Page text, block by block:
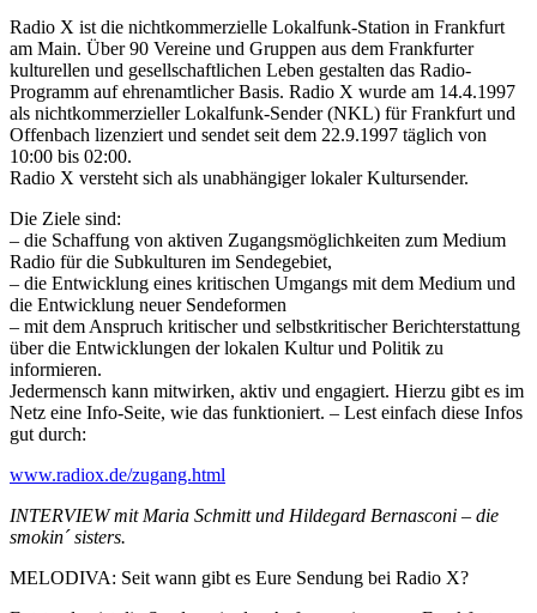
Radio X ist die nichtkommerzielle Lokalfunk-Station in Frankfurt
am Main. Über 90 Vereine und Gruppen aus dem Frankfurter
kulturellen und gesellschaftlichen Leben gestalten das Radio-
Programm auf ehrenamtlicher Basis. Radio X wurde am 14.4.1997
als nichtkommerzieller Lokalfunk-Sender (NKL) für Frankfurt und
Offenbach lizenziert und sendet seit dem 22.9.1997 täglich von
10:00 bis 02:00.
Radio X versteht sich als unabhängiger lokaler Kultursender.
Die Ziele sind:
– die Schaffung von aktiven Zugangsmöglichkeiten zum Medium
Radio für die Subkulturen im Sendegebiet,
– die Entwicklung eines kritischen Umgangs mit dem Medium und
die Entwicklung neuer Sendeformen
– mit dem Anspruch kritischer und selbstkritischer Berichterstattung
über die Entwicklungen der lokalen Kultur und Politik zu
informieren.
Jedermensch kann mitwirken, aktiv und engagiert. Hierzu gibt es im
Netz eine Info-Seite, wie das funktioniert. – Lest einfach diese Infos
gut durch:
www.radiox.de/zugang.html
INTERVIEW mit Maria Schmitt und Hildegard Bernasconi – die
smokin´ sisters.
MELODIVA: Seit wann gibt es Eure Sendung bei Radio X?